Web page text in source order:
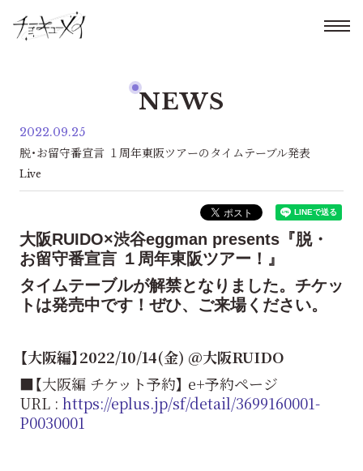
NEWS
2022.09.25
脱・お留守番宣言 １周年東阪ツアーのタイムテーブル発表
Live
大阪RUIDO×渋谷eggman presents『脱・
お留守番宣言 １周年東阪ツアー！』
タイムテーブルが解禁となりました。チケッ
トは発売中です！ぜひ、ご来場ください。
【大阪編】2022/10/14(金) @大阪RUIDO
■【大阪編 チケット予約】 e+予約ページ
URL : https://eplus.jp/sf/detail/3699160001-
P0030001